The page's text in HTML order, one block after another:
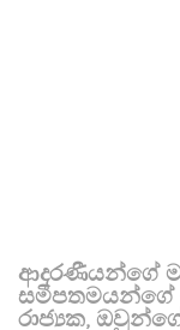
ආදරණීයන්ගේ
සමීපතමයන්ගේ
රාජ්‍යක,